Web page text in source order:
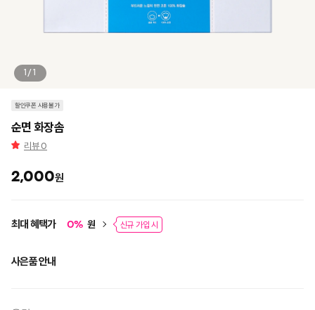
1/1
할인쿠폰 사용불가
순면 화장솜
리뷰0
2,000원
최대 혜택가 0% 원 신규 가입 시
사은품 안내